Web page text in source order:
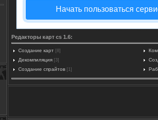
Начать пользоваться
Редакторы карт cs 1.6:
Создание карт [8]
Декомпиляция [3]
Создание спрайтов [1]